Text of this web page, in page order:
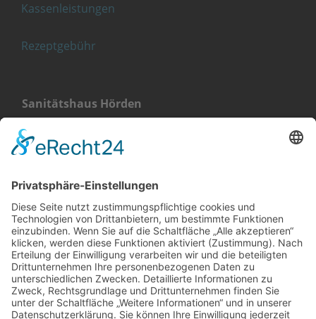
Kassenleistungen
Rezeptgebühr
Sanitätshaus Hörden
Landstraße 4
76571 Gaggenau-Hörden
Sanitätshaus Gaggenau
Klehestraße 5
76571 Gaggenau
+49 (0) 7225 987 79 30
info@orthopaedie-wurst.de